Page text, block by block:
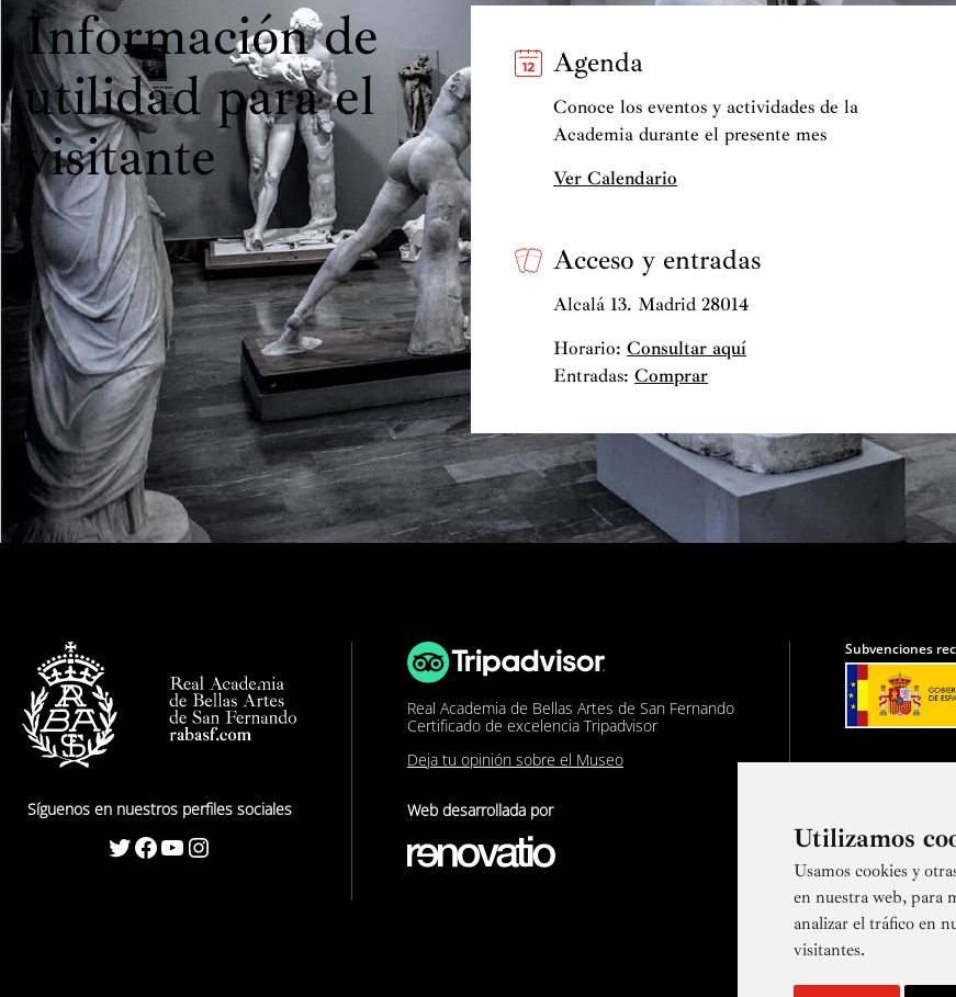
Utilizamos
Usamos cookies y
en nuestra web, para
analizar el tráfico en
visitantes.
Información de
utilidad para el
visitante
Agenda
Conoce los eventos y actividades de la
Academia durante el presente mes
Ver Calendario
Acceso y entradas
Alcalá 13. Madrid 28014
Horario:Consultar aquí
Entradas:Comprar
Síguenos en nuestros perfiles sociales
Twitter Facebook YouTube Instagram
Real Academia de Bellas Artes de San Fernando
Certificado de excelencia Tripadvisor
Deja tu opinión sobre el Museo
Web desarrollada por
Subvenciones